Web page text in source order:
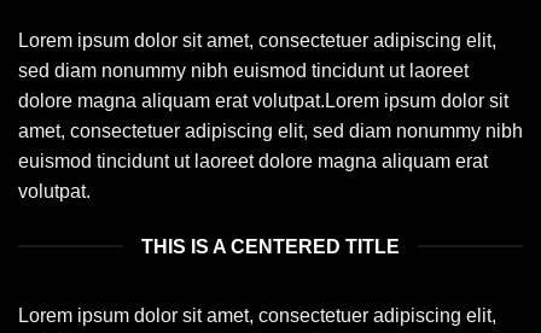
Lorem ipsum dolor sit amet, consectetuer adipiscing elit,
sed diam nonummy nibh euismod tincidunt ut laoreet
dolore magna aliquam erat volutpat.Lorem ipsum dolor sit
amet, consectetuer adipiscing elit, sed diam nonummy nibh
euismod tincidunt ut laoreet dolore magna aliquam erat
volutpat.
THIS IS A CENTERED TITLE
Lorem ipsum dolor sit amet, consectetuer adipiscing elit,